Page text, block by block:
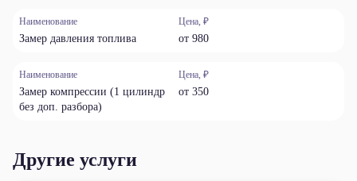
Наименование
Замер давления топлива
Цена, ₽
от 980
Наименование
Замер компрессии (1 цилиндр
без доп. разбора)
Цена, ₽
от 350
Другие услуги